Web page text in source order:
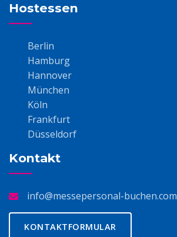
Hostessen
Berlin
Hamburg
Hannover
München
Köln
Frankfurt
Düsseldorf
Kontakt
info@messepersonal-buchen.com
KONTAKTFORMULAR